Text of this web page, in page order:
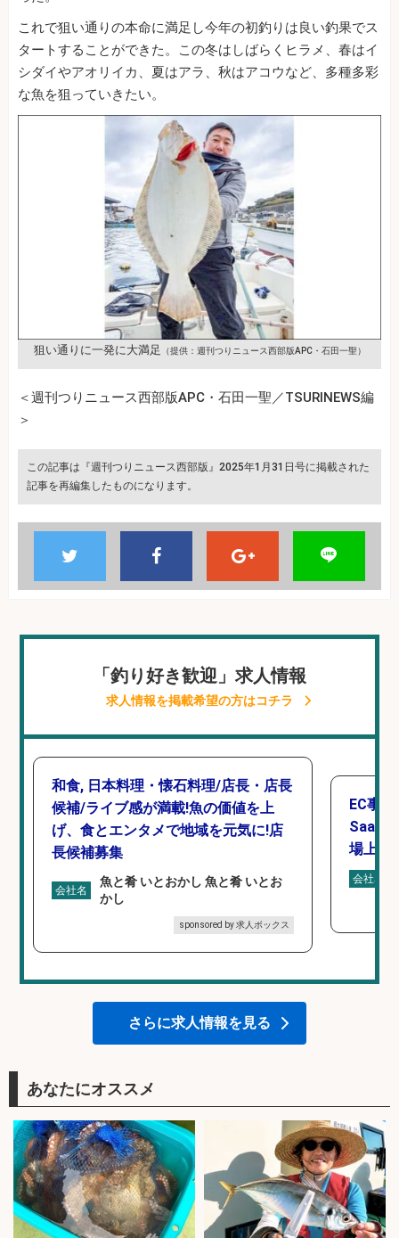
これで狙い通りの本命に満足し今年の初釣りは良い釣果でス
タートすることができた。この冬はしばらくヒラメ、春はイ
シダイやアオリイカ、夏はアラ、秋はアコウなど、多種多彩
な魚を狙っていきたい。
狙い通りに一発に大満足 （提供：週刊つりニュース西部版APC・石田一聖）
＜週刊つりニュース西部版APC・石田一聖／TSURINEWS編
＞
この記事は『週刊つりニュース西部版』2025年1月31日号に掲載された
記事を再編集したものになります。
「釣り好き歓迎」求人情報
求人情報を掲載希望の方はコチラ
和食, 日本料理・懐石料理/店長・店長
候補/ライブ感が満載!魚の価値を上
げ、食とエンタメで地域を元気に!店
長候補募集
会社名
魚と肴 いとおかし 魚と肴 いとお
かし
sponsored by 求人ボックス
EC事
SaaS
場上場
会社名
さらに求人情報を見る
あなたにオススメ